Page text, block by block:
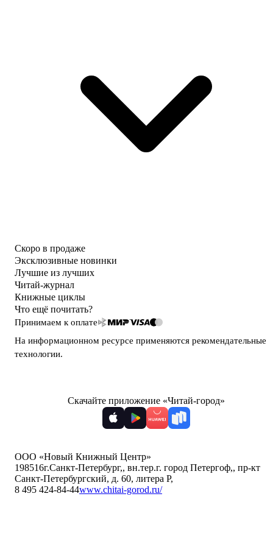
Скоро в продаже
Эксклюзивные новинки
Лучшие из лучших
Читай-журнал
Книжные циклы
Что ещё почитать?
Принимаем к оплате
На информационном ресурсе применяются рекомендательные
технологии.
Скачайте приложение «Читай-город»
ООО «Новый Книжный Центр»
198516г.Санкт-Петербург,, вн.тер.г. город Петергоф,, пр-кт
Санкт-Петербургский, д. 60, литера Р,
8 495 424-84-44www.chitai-gorod.ru/